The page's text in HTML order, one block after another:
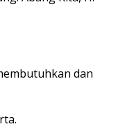
dan